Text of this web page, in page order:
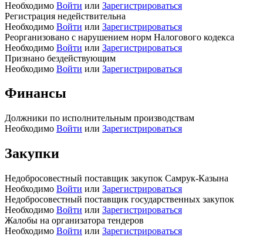
Необходимо Войти или Зарегистрироваться
Регистрация недействительна
Необходимо Войти или Зарегистрироваться
Реорганизовано с нарушением норм Налогового кодекса
Необходимо Войти или Зарегистрироваться
Признано бездействующим
Необходимо Войти или Зарегистрироваться
Финансы
Должники по исполнительным производствам
Необходимо Войти или Зарегистрироваться
Закупки
Недобросовестный поставщик закупок Самрук-Казына
Необходимо Войти или Зарегистрироваться
Недобросовестный поставщик государственных закупок
Необходимо Войти или Зарегистрироваться
Жалобы на организатора тендеров
Необходимо Войти или Зарегистрироваться